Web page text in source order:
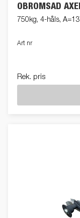
OBROMSAD
750kg, 4-håls,
Art nr
Rek. pris